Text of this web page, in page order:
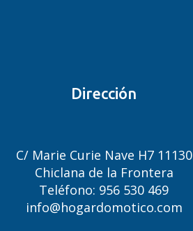
Dirección
C/ Marie Curie Nave H7 11130
Chiclana de la Frontera
Teléfono: 956 530 469
info@hogardomotico.com